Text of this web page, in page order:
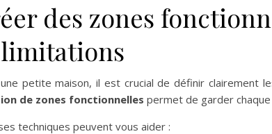
des zones
petite maison, il est crucial de définir clairement
de zones fonctionnelles permet de garder
techniques peuvent vous aider :